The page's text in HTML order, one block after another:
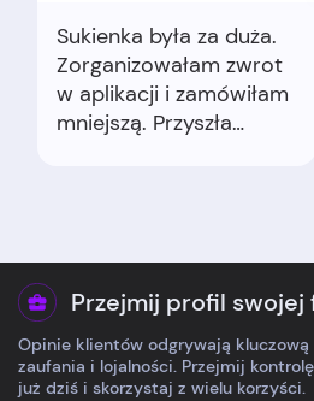
Sukienka była za duża.
Zorganizowałam zwrot
w aplikacji i zamówiłam
mniejszą. Przyszła
Przejmij profil swojej
Opinie klientów odgrywają
zaufania i lojalności. Przejmij
już dziś i skorzystaj z wielu korzyści.